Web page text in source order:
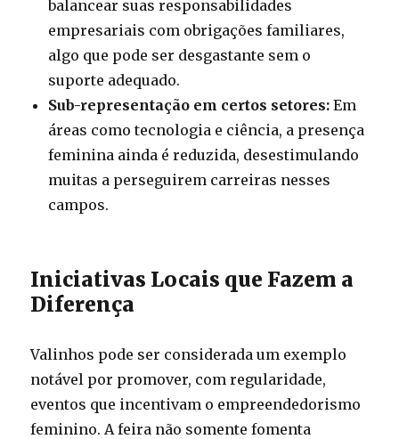
balancear suas responsabilidades
empresariais com obrigações familiares,
algo que pode ser desgastante sem o
suporte adequado.
Sub-representação em certos setores: Em
áreas como tecnologia e ciência, a presença
feminina ainda é reduzida, desestimulando
muitas a perseguirem carreiras nesses
campos.
Iniciativas Locais que Fazem a
Diferença
Valinhos pode ser considerada um exemplo
notável por promover, com regularidade,
eventos que incentivam o empreendedorismo
feminino. A feira não somente fomenta